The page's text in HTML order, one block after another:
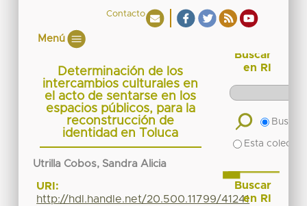
Contacto
Menú
Determinación de los
intercambios culturales en
el acto de sentarse en los
espacios públicos, para la
reconstrucción de
identidad en Toluca
Utrilla Cobos, Sandra Alicia
URI:
http://hdl.handle.net/20.500.11799/41241
Buscar
en RI
Buscar
Esta
Buscar
en RI